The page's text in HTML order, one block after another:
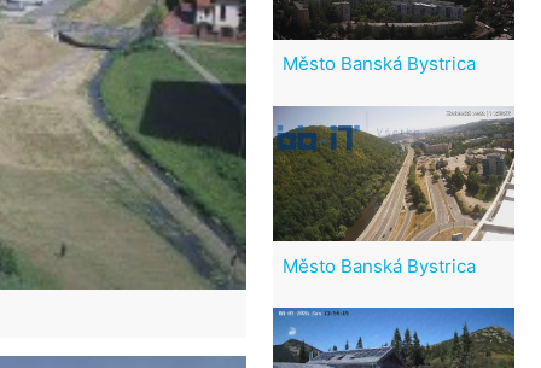
Město Banská Bystrica
Město Banská Bystrica